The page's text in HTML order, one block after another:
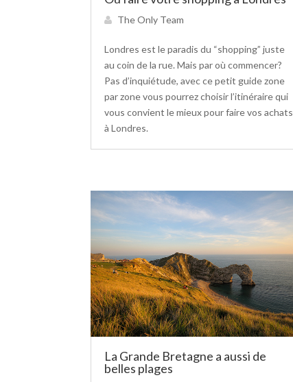
The Only Team
Londres est le paradis du “shopping” juste
au coin de la rue. Mais par où commencer?
Pas d’inquiétude, avec ce petit guide zone
par zone vous pourrez choisir l’itinéraire qui
vous convient le mieux pour faire vos achats
à Londres.
La Grande Bretagne a aussi de
belles plages